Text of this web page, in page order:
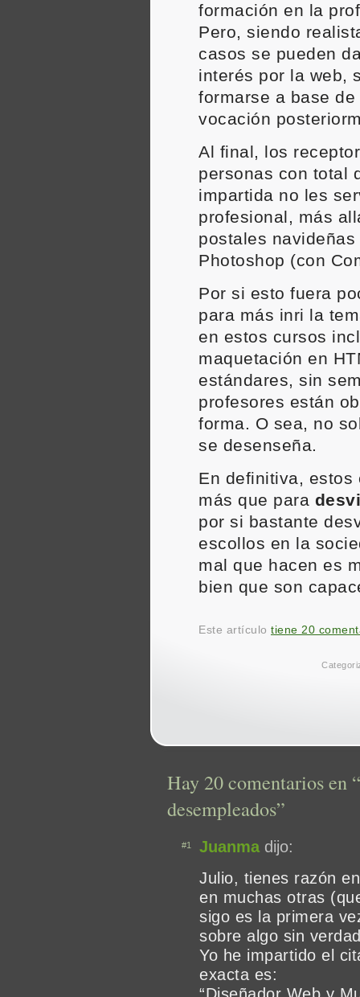
formación en la
Pero, siendo
casos se pueden
interés por la web,
formarse a base
vocación
Al final, los
personas con total
impartida no les
profesional, más
postales
Photoshop (con
Por si esto fuera
para más inri la
en estos cursos
maquetación en
estándares, sin
profesores están
forma. O sea, no
se desenseña.
En definitiva, estos
más que para
por si bastante
escollos en la
mal que hacen es
bien que son
Este artículo tiene 20
Hay 20 comentarios en
desempleados”
#1 Juanma dijo:
Julio, tienes razón
en muchas otras
sigo es la primera
sobre algo sin
Yo he impartido el
exacta es: